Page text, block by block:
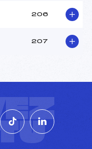
206
207